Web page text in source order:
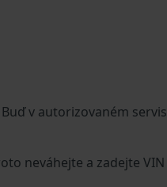
v autorizovaném
neváhejte a zadejte